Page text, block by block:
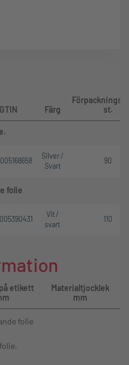
GTIN Färg
st.
Silver /
Svart
90
folie
Vit /
svart
110
etikett
Materialtjocklek
mm
folie